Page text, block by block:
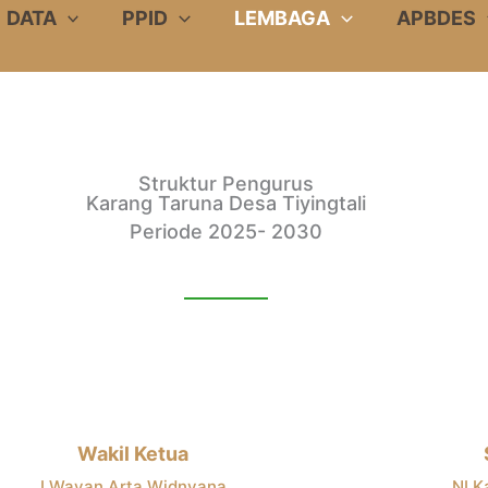
DATA PPID LEMBAGA APBDES
Struktur Pengurus
Karang Taruna Desa Tiyingtali
Periode 2025- 2030
Wakil Ketua